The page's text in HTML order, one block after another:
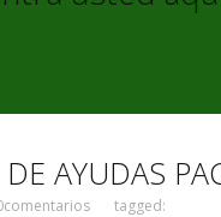
AYUDAS
tagged: